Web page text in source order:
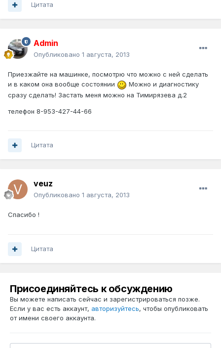
Цитата
Admin
Опубликовано 1 августа, 2013
Приезжайте на машинке, посмотрю что можно с ней сделать
и в каком она вообще состоянии
Можно и диагностику
сразу сделать! Застать меня можно на Тимирязева д.2
телефон 8-953-427-44-66
Цитата
veuz
Опубликовано 1 августа, 2013
Спасибо !
Цитата
Присоединяйтесь к обсуждению
Вы можете написать сейчас и зарегистрироваться позже.
Если у вас есть аккаунт, авторизуйтесь, чтобы опубликовать
от имени своего аккаунта.